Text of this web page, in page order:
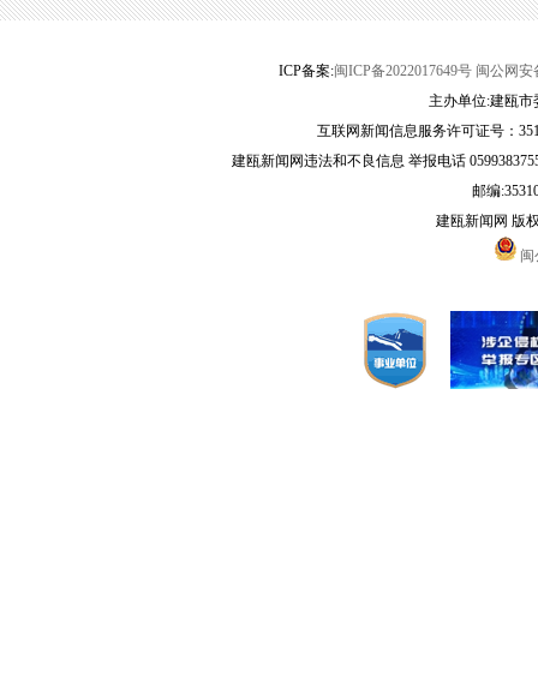
ICP备案:闽ICP备2022017649号 闽公网安
主办单位:建瓯
互联网新闻信息服务许可证号：
建瓯新闻网违法和不良信息 举报电话
邮编
建瓯新闻网 版
闽